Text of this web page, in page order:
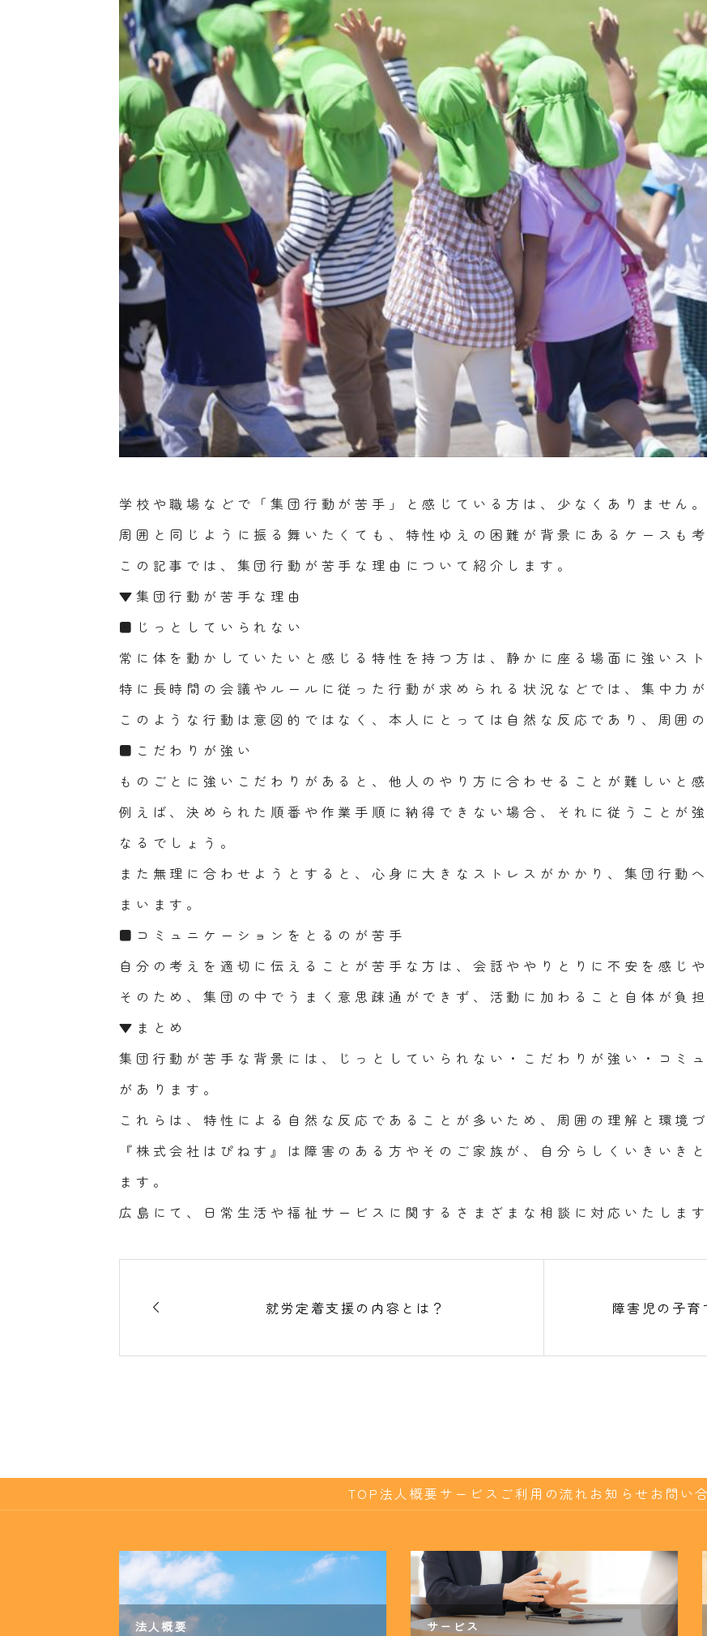
学校や職場などで「集団行動が苦手」と感じている方は、少なくありません。
周囲と同じように振る舞いたくても、特性ゆえの困難が背景にあるケースも
この記事では、集団行動が苦手な理由について紹介します。
▼集団行動が苦手な理由
■じっとしていられない
常に体を動かしていたいと感じる特性を持つ方は、静かに座る場面に強いス
特に長時間の会議やルールに従った行動が求められる状況などでは、集中力
このような行動は意図的ではなく、本人にとっては自然な反応であり、周囲
■こだわりが強い
ものごとに強いこだわりがあると、他人のやり方に合わせることが難しいと
例えば、決められた順番や作業手順に納得できない場合、それに従うことが
なるでしょう。
また無理に合わせようとすると、心身に大きなストレスがかかり、集団行動
まいます。
■コミュニケーションをとるのが苦手
自分の考えを適切に伝えることが苦手な方は、会話ややりとりに不安を感じや
そのため、集団の中でうまく意思疎通ができず、活動に加わること自体が負
▼まとめ
集団行動が苦手な背景には、じっとしていられない・こだわりが強い・コミ
があります。
これらは、特性による自然な反応であることが多いため、周囲の理解と環境
『株式会社はぴねす』は障害のある方やそのご家族が、自分らしくいきいき
ます。
広島にて、日常生活や福祉サービスに関するさまざまな相談に対応いたしま
 就労定着支援の内容とは？ 障害児の子育
TOP法人概要 サービス ご利用の流れ お知らせ お問い
法人概要 サービス